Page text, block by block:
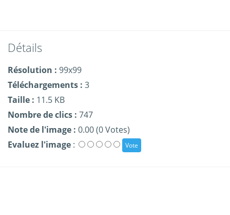
Détails
Résolution : 99x99
Téléchargements : 3
Taille : 11.5 KB
Nombre de clics : 747
Note de l'image : 0.00 (0 Votes)
Evaluez l'image :